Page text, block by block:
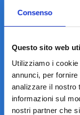
Consenso
Questo sito web
Utilizziamo i
annunci, per
analizzare il nostro
informazioni sul
nostri partner che
LA STRUTTURA
Informazioni
Contatti
Specialità
Home Page
PRENOTA ON LINE